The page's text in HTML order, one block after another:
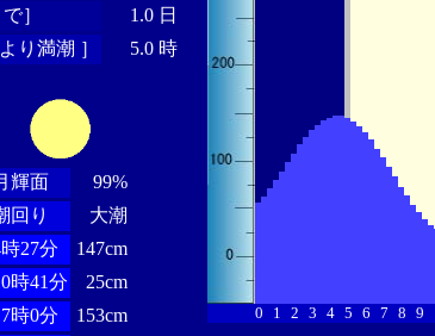
］
1.0 日
り満潮 ］
5.0 時
輝面
99%
回り
大潮
27分
147cm
時41分
25cm
時0分
153cm
0 1 2 3 4 5 6 7 8 9